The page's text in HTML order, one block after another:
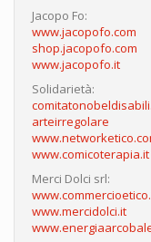
Jacopo Fo:
www.jacopofo.com
shop.jacopofo.com
www.jacopofo.it
Solidarietà:
arteirregolare
www.comicoterapia.it
Merci Dolci srl:
www.mercidolci.it